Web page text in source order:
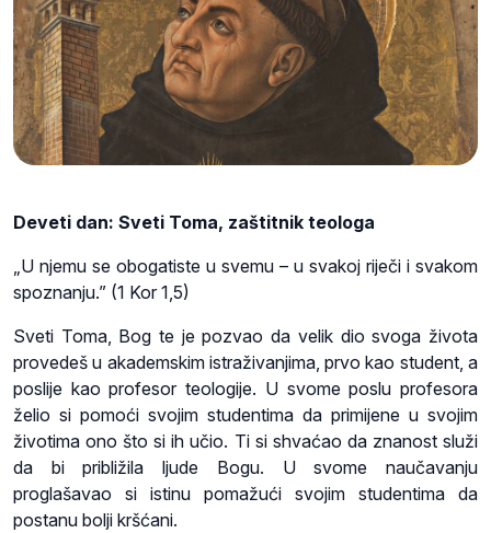
Deveti dan: Sveti Toma, zaštitnik teologa
„U njemu se obogatiste u svemu – u svakoj riječi i svakom
spoznanju.” (1 Kor 1,5)
Sveti Toma, Bog te je pozvao da velik dio svoga života
provedeš u akademskim istraživanjima, prvo kao student, a
poslije kao profesor teologije. U svome poslu profesora
želio si pomoći svojim studentima da primijene u svojim
životima ono što si ih učio. Ti si shvaćao da znanost služi
da bi približila ljude Bogu. U svome naučavanju
proglašavao si istinu pomažući svojim studentima da
postanu bolji kršćani.